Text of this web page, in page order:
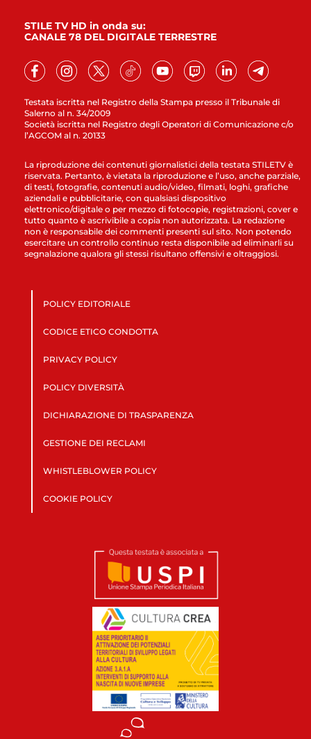
Testata iscritta nel Registro della Stampa presso il Tribunale di
Salerno al n. 34/2009
Società iscritta nel Registro degli Operatori di Comunicazione c/o
l’AGCOM al n. 20133
STILE TV HD in onda su:
CANALE 78 DEL DIGITALE TERRESTRE
La riproduzione dei contenuti giornalistici della testata STILETV è
riservata. Pertanto, è vietata la riproduzione e l’uso, anche parziale,
di testi, fotografie, contenuti audio/video, filmati, loghi, grafiche
aziendali e pubblicitarie, con qualsiasi dispositivo
elettronico/digitale o per mezzo di fotocopie, registrazioni, cover e
tutto quanto è ascrivibile a copia non autorizzata. La redazione
non è responsabile dei commenti presenti sul sito. Non potendo
esercitare un controllo continuo resta disponibile ad eliminarli su
segnalazione qualora gli stessi risultano offensivi e oltraggiosi.
POLICY EDITORIALE
CODICE ETICO CONDOTTA
PRIVACY POLICY
POLICY DIVERSITÀ
DICHIARAZIONE DI TRASPARENZA
GESTIONE DEI RECLAMI
WHISTLEBLOWER POLICY
COOKIE POLICY